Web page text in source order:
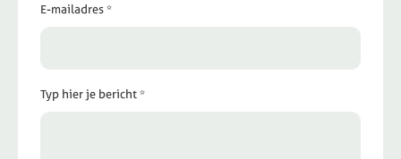
E-mailadres *
Typ hier je bericht *